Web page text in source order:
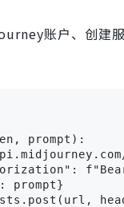
账户、创建
prompt):
prompt}